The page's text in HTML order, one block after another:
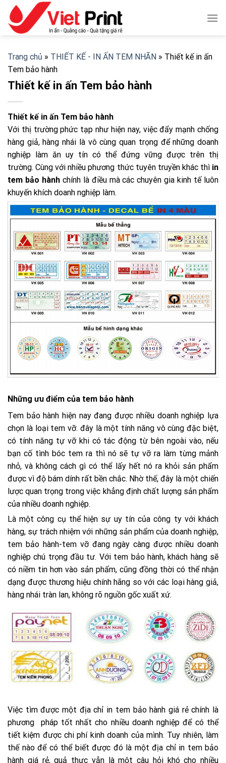
Skip
content
Trang chủ » THIẾT KẾ - IN ẤN TEM NHÃN » Thiết kế in ấn
Tem bảo hành
Thiết kế in ấn Tem bảo hành
Thiết kế in ấn Tem bảo hành
Với thị trường phức tạp như hiện nay, việc đẩy mạnh chống
hàng giả, hàng nhái là vô cùng quan trọng để những doanh
nghiệp làm ăn uy tín có thể đứng vững được trên thị
trường. Cùng với nhiều phương thức tuyên truyền khác thì in
tem bảo hànhchính là điều mà các chuyên gia kinh tế luôn
khuyến khích doanh nghiệp làm.
Những ưu điểm của tem bảo hành
Tem bảo hành hiện nay đang được nhiều doanh nghiệp lựa
chọn là loại tem vỡ. đây là một tính năng vô cùng đặc biệt,
có tính năng tự vỡ khi có tác động từ bên ngoài vào, nếu
bạn cố tình bóc tem ra thì nó sẽ tự vỡ ra làm từng mảnh
nhỏ, và không cách gì có thể lấy hết nó ra khỏi sản phẩm
được vì độ bám dính rất bền chắc. Nhờ thế, đây là một chiến
lược quan trọng trong việc khẳng định chất lượng sản phẩm
của nhiều doanh nghiệp.
Là một công cụ thể hiện sự uy tín của công ty với khách
hàng, sự trách nhiệm với những sản phẩm của doanh nghiệp,
tem bảo hành-tem vỡ đang ngày càng được nhiều doanh
nghiệp chú trọng đầu tư. Với tem bảo hành, khách hàng sẽ
có niềm tin hơn vào sản phẩm, cũng đồng thời có thể nhận
dạng được thương hiệu chính hãng so với các loại hàng giả,
hàng nhái tràn lan, không rõ nguồn gốc xuất xứ.
Việc tìm được một địa chỉ in tem bảo hành giá rẻ chính là
phương pháp tốt nhất cho nhiều doanh nghiệp để có thể
tiết kiệm được chi phí kinh doanh của mình. Tuy nhiên, làm
thế nào để có thể biết được đó là một địa chỉ in tem bảo
hành giá rẻ, quả thực vẫn là một câu hỏi khó cho nhiều